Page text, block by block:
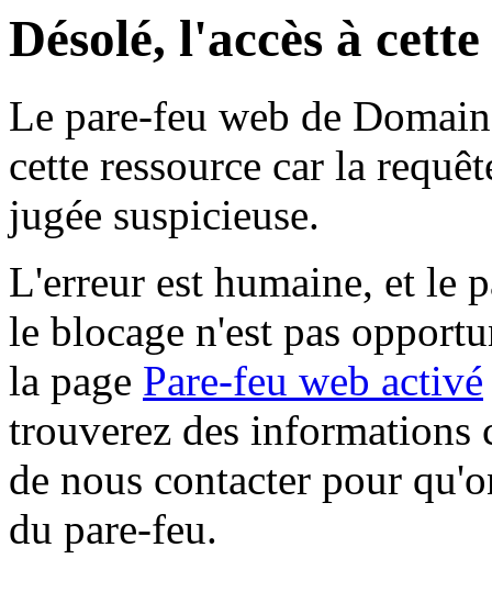
Désolé, l'accès à
Le pare-feu web de
cette ressource car la
jugée suspicieuse.
L'erreur est humaine, et le
le blocage n'est pas
la page Pare-feu web activé
trouverez des informations
de nous contacter pour
du pare-feu.